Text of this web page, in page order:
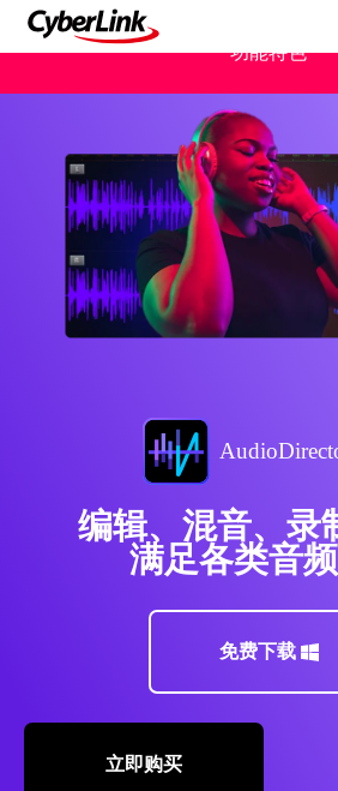
功能特色
编辑、混音、录
满足各类音
免费下载
立即购买